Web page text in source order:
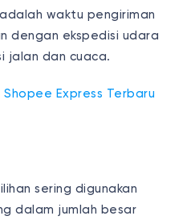
waktu pengiriman
dengan ekspedisi udara
jalan dan cuaca.
Shopee Express Terbaru
sering digunakan
dalam jumlah besar